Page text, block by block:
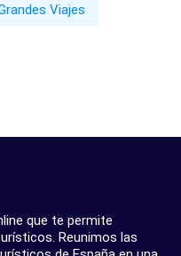
Viajes
que te permite
Reunimos las